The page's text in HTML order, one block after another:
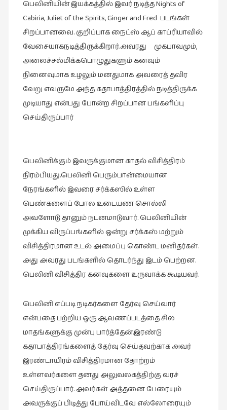
பெலினியின் இயக்கத்தில் இவர் நடித்தNights of
Cabiria, Juliet of the Spirits, Ginger and Fred படங்கள்
சிறப்பானவை. குறிப்பாக நைட்ஸ் ஆப் காப்ரியாவில்
வேசையாகநடித்திருக்கிறார்.அவரது முகபாவமும்,
அலைச்சல்மிக்கபொழுதுகளும் கனவும்
நினைவுமாக உழலும் மனதுமாக அவரைத் தவிர
வேறு எவருமே அந்த கதாபாத்திரத்தில் நடித்திருக்க
முடியாது என்பது போன்ற சிறப்பான பங்களிப்பு
செய்திருப்பார்
பெலினிக்கும் இவருக்குமான காதல் விசித்திரம்
நிரம்பியது.பெலினி பெரும்பான்மையான
நேரங்களில் இவரை சர்க்கஸில் உள்ள
பெண்களைப் போல உடையண சொல்லி
அவளோடு தானும் நடனமாடுவார். பெலினியின்
முக்கிய விருப்பங்களில் ஒன்று சர்க்கஸ் மற்றும்
விசித்திரமான உடல் அமைப்பு கொண்ட மனிதர்கள்.
அது அவரது படங்களில் தொடர்ந்து இடம் பெற்றன.
பெலினி விசித்திர கனவுகளை உருவாக்க கூடியவர்.
பெலினி எப்படி நடிகர்களை தேர்வு செய்வார்
என்பதை பற்றிய ஒரு ஆவணப்படத்தை சில
மாதங்களுக்கு முன்பு பார்த்தேன்.இரண்டு
கதாபாத்திரங்களைத் தேர்வு செய்தவற்காக அவர்
இரண்டாயிரம் விசித்திரமான தோற்றம்
உள்ளவர்களை தனது அலுவலகத்திற்கு வரச்
செய்திருப்பார். அவர்கள் அத்தனை பேரையும்
அவருக்குப் பிடித்து போய்விடவே எல்லோரையும்